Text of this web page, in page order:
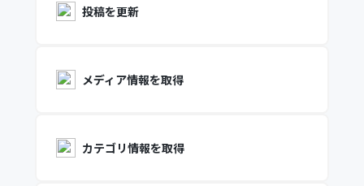
投稿を更新
メディア情報を取得
カテゴリ情報を取得